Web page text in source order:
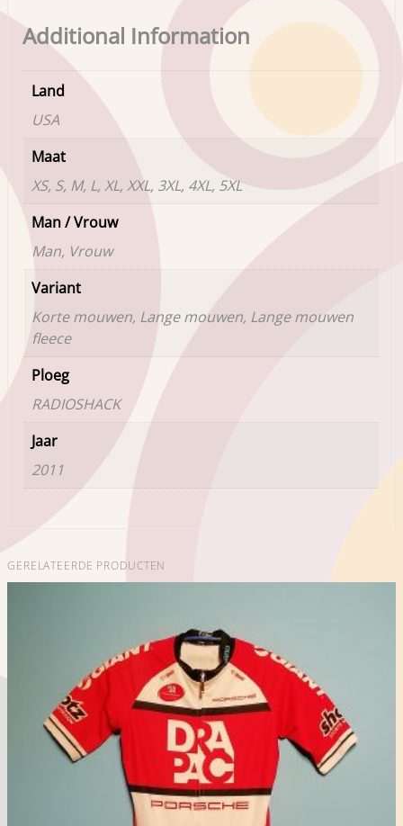
Additional Information
Land
USA
Maat
XS, S, M, L, XL, XXL, 3XL, 4XL, 5XL
Man / Vrouw
Man, Vrouw
Variant
Korte mouwen, Lange mouwen, Lange mouwen
fleece
Ploeg
RADIOSHACK
Jaar
2011
GERELATEERDE PRODUCTEN